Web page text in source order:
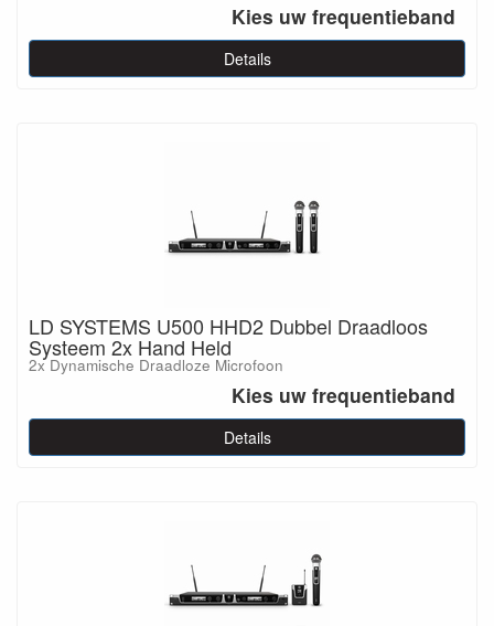
Kies uw frequentieband
Details
LD SYSTEMS U500 HHD2 Dubbel Draadloos
Systeem 2x Hand Held
2x Dynamische Draadloze Microfoon
Kies uw frequentieband
Details